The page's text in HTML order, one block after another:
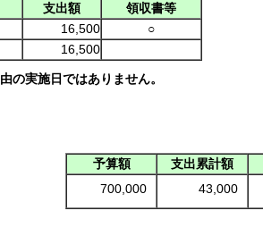
支出額
領収書等
16,500
○
16,500
の実施日ではありません。
予算額 支出累計額
700,000
43,000